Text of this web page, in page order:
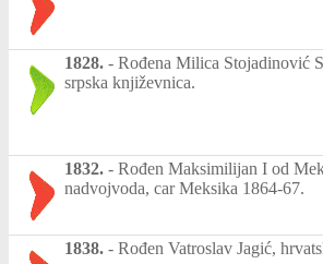
1828. - Rođena Milica Stojadinović
srpska književnica.
1832. - Rođen Maksimilijan I od
nadvojvoda, car Meksika 1864-67.
1838. - Rođen Vatroslav Jagić,